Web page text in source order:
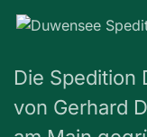
Die Spedition
von Gerhard